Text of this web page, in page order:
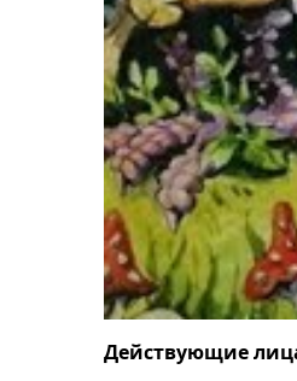
Действующие